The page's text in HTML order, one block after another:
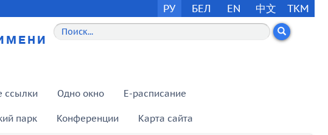
РУ БЕЛ EN 中文 TKM
ссылки Одно окно E-расписание
парк Конференции Карта сайта